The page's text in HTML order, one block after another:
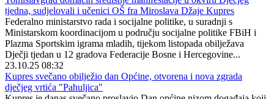
tjedna, sudjelovali i učenici OŠ fra Miroslava Džaje Kupres
Federalno ministarstvo rada i socijalne politike, u suradnji s
Ministarskom koordinacijom u području socijalne politike FBiH i
Plazma Sportskim igrama mladih, tijekom listopada obilježava
Dječji tjedan u 12 gradova Federacije Bosne i Hercegovine...
23.10.25 08:32
Kupres svečano obilježio dan Općine, otvorena i nova zgrada
dječjeg vrtića "Pahuljica"